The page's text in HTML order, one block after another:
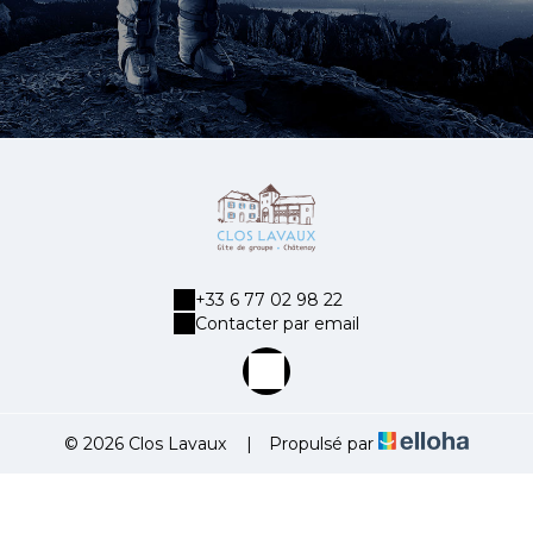
+33 6 77 02 98 22
Contacter par email
© 2026 Clos Lavaux | Propulsé par